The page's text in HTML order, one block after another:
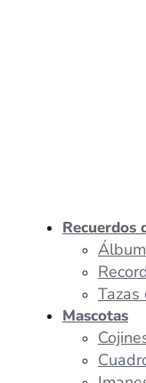
Recuerdos
Tazas
Mascotas